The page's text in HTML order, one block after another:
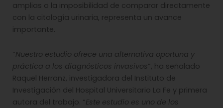
amplias o la imposibilidad de comparar directamente
con la citología urinaria, representa un avance
importante.
“Nuestro estudio ofrece una alternativa oportuna y
práctica a los diagnósticos invasivos”, ha señalado
Raquel Herranz, investigadora del Instituto de
Investigación del Hospital Universitario La Fe y primera
autora del trabajo. “Este estudio es uno de los